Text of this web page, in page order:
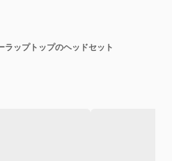
ラップトップのヘッドセット